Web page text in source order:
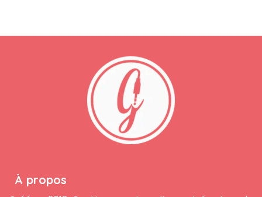
À propos